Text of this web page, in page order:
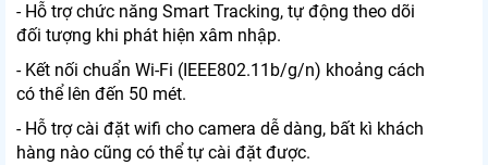
- Hỗ trợ chức năng Smart Tracking, tự động theo dõi
đối tượng khi phát hiện xâm nhập.
- Kết nối chuẩn Wi-Fi (IEEE802.11b/g/n) khoảng cách
có thể lên đến 50 mét.
- Hỗ trợ cài đặt wifi cho camera dễ dàng, bất kì khách
hàng nào cũng có thể tự cài đặt được.